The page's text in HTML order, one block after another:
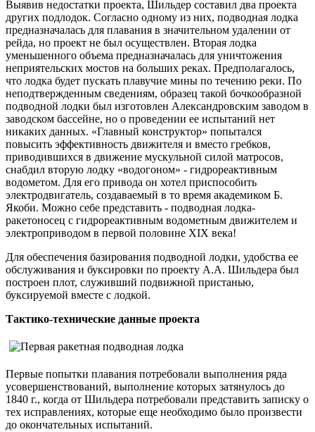
Выявив недостатки проекта, Шильдер составил два проекта
других подлодок. Согласно одному из них, подводная лодка
предназначалась для плавания в значительном удалении от
рейда, но проект не был осуществлен. Вторая лодка
уменьшенного объема предназначалась для уничтожения
неприятельских мостов на больших реках. Предполагалось,
что лодка будет пускать плавучие мины по течению реки. По
неподтвержденным сведениям, образец такой бочкообразной
подводной лодки был изготовлен Александровским заводом в
заводском бассейне, но о проведении ее испытаний нет
никаких данных. «Главный конструктор» попытался
повысить эффективность движителя и вместо гребков,
приводившихся в движение мускульной силой матросов,
снабдил вторую лодку «водогоном» - гидрореактивным
водометом. Для его привода он хотел приспособить
электродвигатель, создаваемый в то время академиком Б.
Якоби. Можно себе представить - подводная лодка-
ракетоносец с гидрореактивным водометным движителем и
электроприводом в первой половине XIX века!
Для обеспечения базирования подводной лодки, удобства ее
обслуживания и буксировки по проекту А.А. Шильдера был
построен плот, служивший подвижной пристанью,
буксируемой вместе с лодкой.
Тактико-технические данные проекта
Первые попытки плавания потребовали выполнения ряда
усовершенствований, выполнение которых затянулось до
1840 г., когда от Шильдера потребовали представить записку о
тех исправлениях, которые еще необходимо было произвести
до окончательных испытаний.